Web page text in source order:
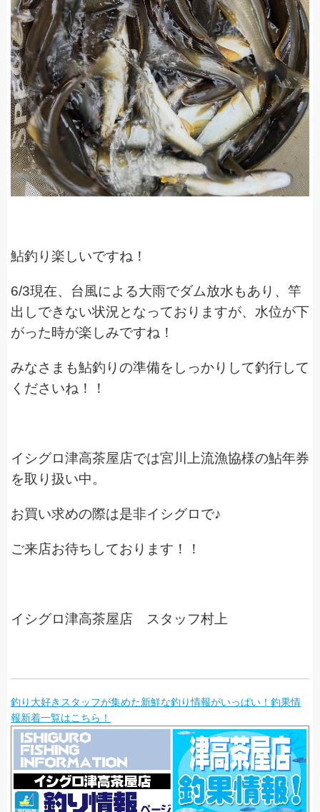
鮎釣り楽しいですね！
6/3現在、台風による大雨でダム放水もあり、竿
出しできない状況となっておりますが、水位が下
がった時が楽しみですね！
みなさまも鮎釣りの準備をしっかりして釣行して
くださいね！！
イシグロ津高茶屋店では宮川上流漁協様の鮎年券
を取り扱い中。
お買い求めの際は是非イシグロで♪
ご来店お待ちしております！！
イシグロ津高茶屋店 スタッフ村上
釣り大好きスタッフが集めた新鮮な釣り情報がいっぱい！釣果情
報新着一覧はこちら！